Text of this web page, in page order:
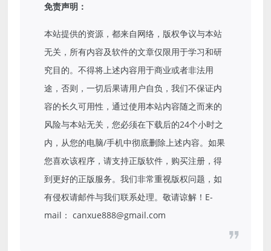
免责声明：
本站提供的资源，都来自网络，版权争议与本站
无关，所有内容及软件的文章仅限用于学习和研
究目的。不得将上述内容用于商业或者非法用
途，否则，一切后果请用户自负，我们不保证内
容的长久可用性，通过使用本站内容随之而来的
风险与本站无关，您必须在下载后的24个小时之
内，从您的电脑/手机中彻底删除上述内容。如果
您喜欢该程序，请支持正版软件，购买注册，得
到更好的正版服务。我们非常重视版权问题，如
有侵权请邮件与我们联系处理。敬请谅解！E-
mail： canxue888@gmail.com